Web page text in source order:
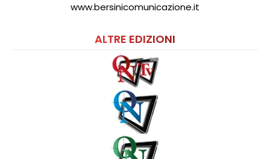
www.bersinicomunicazione.it
ALTRE EDIZIONI